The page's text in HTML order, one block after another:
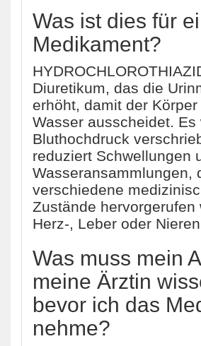
Was ist dies für
Medikament?
Diuretikum, das die
erhöht, damit der
Wasser ausscheidet. Es
Bluthochdruck
reduziert Schwellungen
Wasseransammlungen,
verschiedene
Zustände hervorgerufen
Herz-, Leber oder
Was muss mein
meine Ärztin
bevor ich das
nehme?